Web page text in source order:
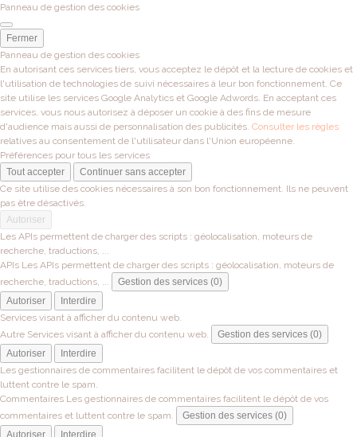
Panneau de gestion des cookies
Fermer
Panneau de gestion des cookies
En autorisant ces services tiers, vous acceptez le dépôt et la lecture de cookies et
l'utilisation de technologies de suivi nécessaires à leur bon fonctionnement. Ce
site utilise les services Google Analytics et Google Adwords. En acceptant ces
services, vous nous autorisez à déposer un cookie à des fins de mesure
d'audience mais aussi de personnalisation des publicités. Consulter les règles
relatives au consentement de l'utilisateur dans l'Union européenne.
Préférences pour tous les services
Tout accepter
Continuer sans accepter
Ce site utilise des cookies nécessaires à son bon fonctionnement. Ils ne peuvent
pas être désactivés.
Autoriser
Les APIs permettent de charger des scripts : géolocalisation, moteurs de
recherche, traductions, ...
APIs Les APIs permettent de charger des scripts : géolocalisation, moteurs de
recherche, traductions, ...
Gestion des services (0)
Autoriser
Interdire
Services visant à afficher du contenu web.
Autre Services visant à afficher du contenu web.
Gestion des services (0)
Autoriser
Interdire
Les gestionnaires de commentaires facilitent le dépôt de vos commentaires et
luttent contre le spam.
Commentaires Les gestionnaires de commentaires facilitent le dépôt de vos
commentaires et luttent contre le spam.
Gestion des services (0)
Autoriser
Interdire